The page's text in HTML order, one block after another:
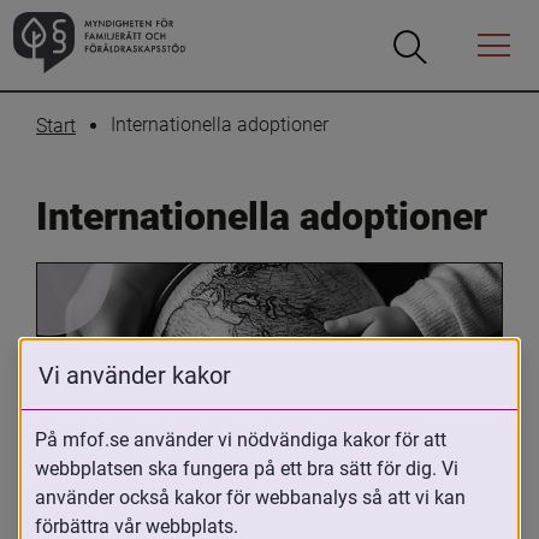
Öppna
Öppna
Menyn
Start Internationella adoptioner
Internationella adoptioner
Oavsett om du är adopterad,
adoptivförälder eller arbetar med
Vi använder kakor
På mfof.se använder vi nödvändiga kakor för att
webbplatsen ska fungera på ett bra sätt för dig. Vi
använder också kakor för webbanalys så att vi kan
förbättra vår webbplats.